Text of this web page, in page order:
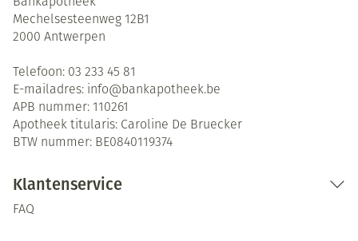
Mechelsesteenweg 12B1
2000 Antwerpen
Telefoon: 03 233 45 81
E-mailadres: info@bankapotheek.be
APB nummer: 110261
Apotheek titularis: Caroline De Bruecker
BTW nummer: BE0840119374
Klantenservice
FAQ